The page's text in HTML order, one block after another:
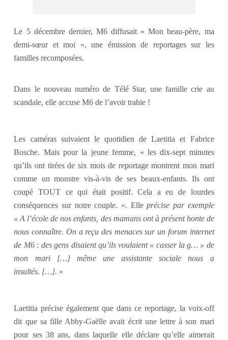
Le 5 décembre dernier, M6 diffusait « Mon beau-père, ma
demi-sœur et moi », une émission de reportages sur les
familles recomposées.
Dans le nouveau numéro de Télé Star, une famille crie au
scandale, elle accuse M6 de l’avoir trahie !
Les caméras suivaient le quotidien de Laetitia et Fabrice
Bosche. Mais pour la jeune femme, « les dix-sept minutes
qu’ils ont tirées de six mois de reportage montrent mon mari
comme un monstre vis-à-vis de ses beaux-enfants. Ils ont
coupé TOUT ce qui était positif. Cela a eu de lourdes
conséquences sur notre couple. ». Elleprécise par exemple
« A l’école de nos enfants, des mamans ont à présent honte de
nous connaître. On a reçu des menaces sur un forum internet
de M6 : des gens disaient qu’ils voulaient « casser la g… » de
mon mari […] même une assistante sociale nous a
insultés. […]. »
Laetitia précise également que dans ce reportage, la voix-off
dit que sa fille Abby-Gaëlle avait écrit une lettre à son mari
pour ses 38 ans, dans laquelle elle déclare qu’elle aimerait